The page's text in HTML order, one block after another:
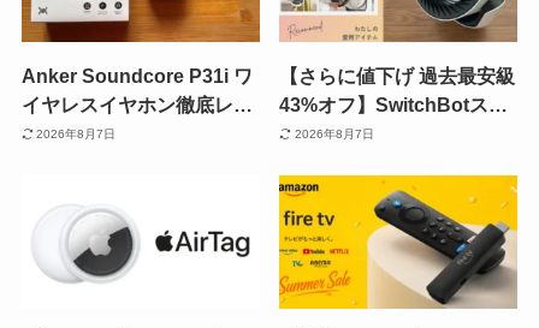
Anker Soundcore P31i ワ
イヤレスイヤホン徹底レビ
ュー | ノイキャン・バッテ
性能
2026年8月7日
【さらに値下げ 過去最安級
43%オフ】SwitchBotスマ
ートサーキュレーター
操作＆夏の電気代対策にも
効果！レビュー
2026年8月7日